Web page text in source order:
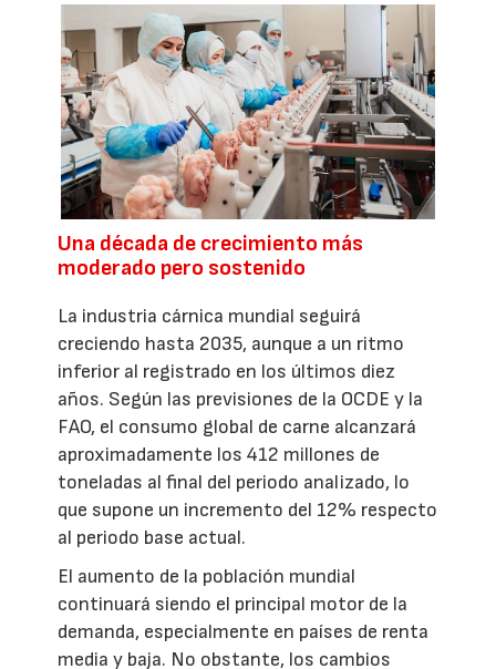
Una década de crecimiento más
moderado pero sostenido
La industria cárnica mundial seguirá
creciendo hasta 2035, aunque a un ritmo
inferior al registrado en los últimos diez
años. Según las previsiones de la OCDE y la
FAO, el consumo global de carne alcanzará
aproximadamente los 412 millones de
toneladas al final del periodo analizado, lo
que supone un incremento del 12% respecto
al periodo base actual.
El aumento de la población mundial
continuará siendo el principal motor de la
demanda, especialmente en países de renta
media y baja. No obstante, los cambios